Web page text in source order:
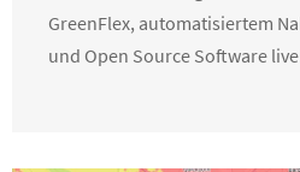
GreenFlex, automatisiertem
und Open Source Software